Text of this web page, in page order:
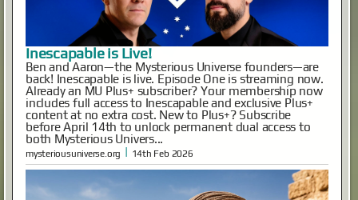
Как выглядел мужчина, живший в
Иерихоне 9 тысяч лет назад
Так называемый «иерихонский череп» был найден
британским археологом Кэтлин Кэньон в 1953 году
во время раскопок на территории города Иерихон
(сейчас — Западный берег реки Иордан, в то время —
Иордания). Упоминаемый в
Библии Иерихон считается одним из самых древних
поселений в мире, по оценкам археологов, люди
xistory.ru 20th Mar 2025